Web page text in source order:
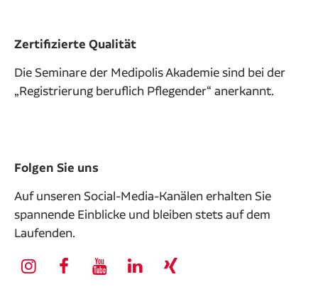
Zertifizierte Qualität
Die Seminare der Medipolis Akademie sind bei der
„Registrierung beruflich Pflegender“ anerkannt.
Folgen Sie uns
Auf unseren Social-Media-Kanälen erhalten Sie
spannende Einblicke und bleiben stets auf dem
Laufenden.